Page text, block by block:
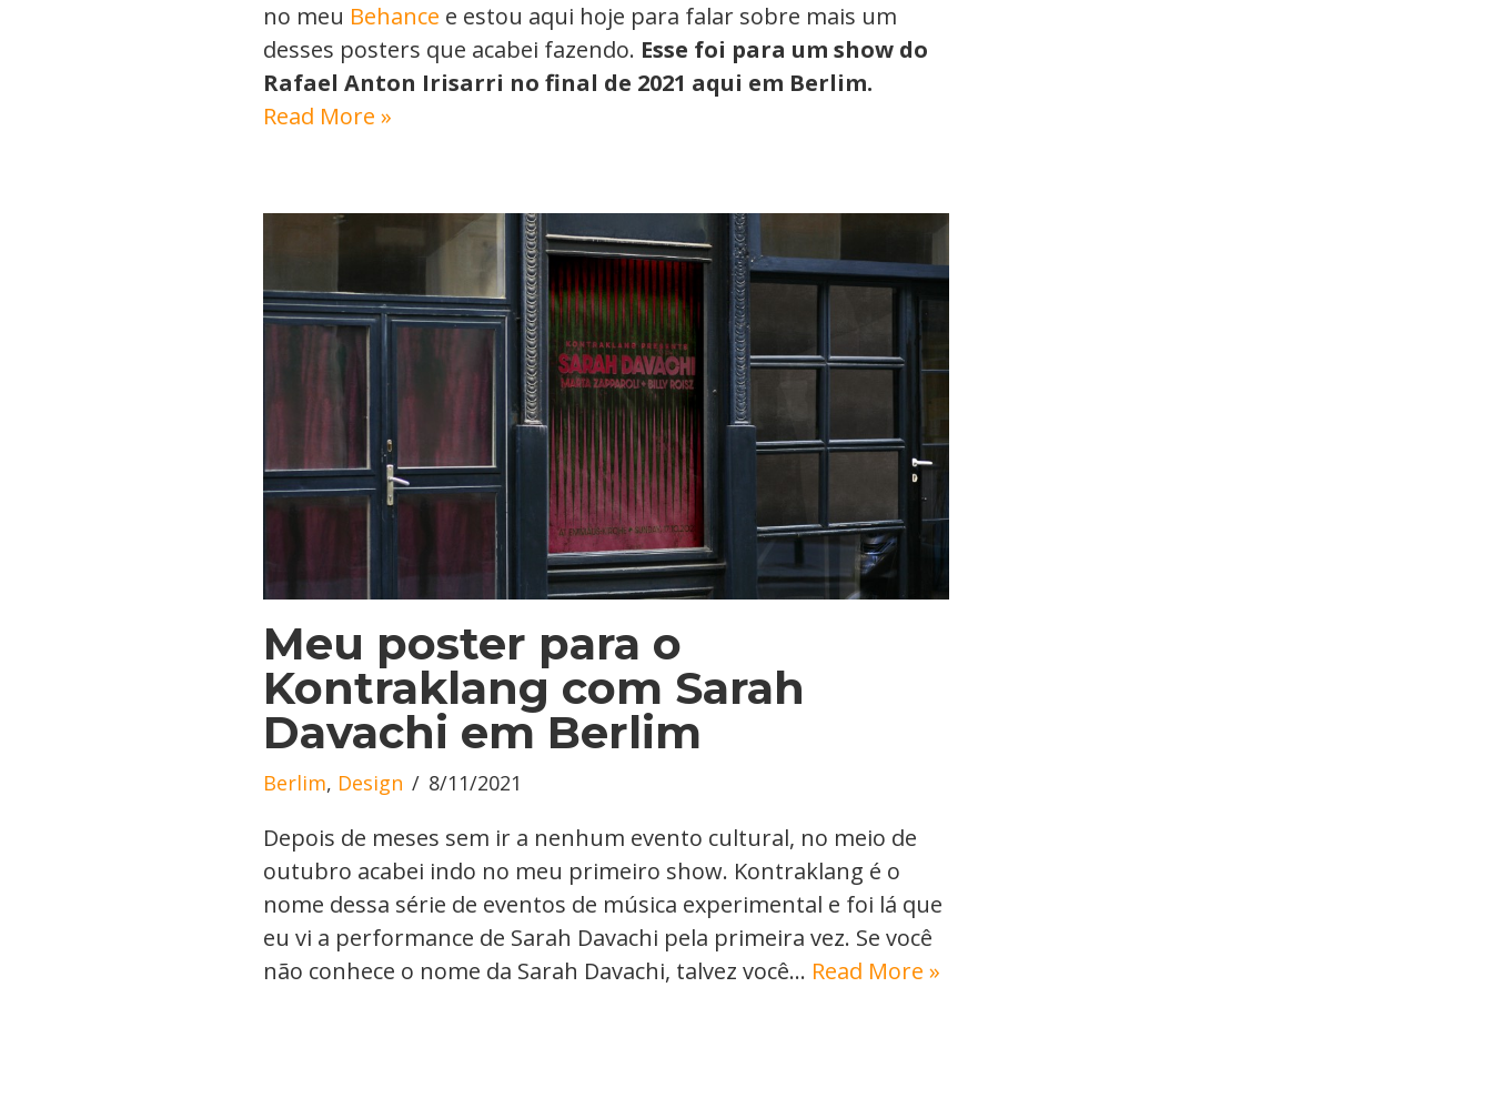
no meu Behance e estou aqui hoje para falar sobre mais um
desses posters que acabei fazendo. Esse foi para um show do
Rafael Anton Irisarri no final de 2021 aqui em Berlim.
Read More »
Meu poster para o
Kontraklang com Sarah
Davachi em Berlim
Berlim, Design 8/11/2021
Depois de meses sem ir a nenhum evento cultural, no meio de
outubro acabei indo no meu primeiro show. Kontraklang é o
nome dessa série de eventos de música experimental e foi lá que
eu vi a performance de Sarah Davachi pela primeira vez. Se você
não conhece o nome da Sarah Davachi, talvez você… Read More »